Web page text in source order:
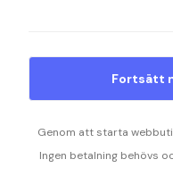
Fortsätt
Genom att starta
Ingen betalning behövs